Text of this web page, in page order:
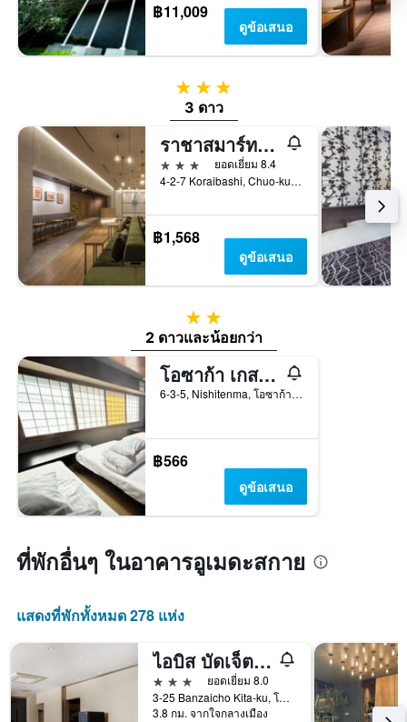
฿11,009
ดูข้อเสนอ
3 ดาว
3 ดาว
ราชาสมาร์ท อินน์ โอซาก้า โยโดยาบาชิ
3 ดาว
ยอดเยี่ยม 8.4
4-2-7 Koraibashi, Chuo-ku, โอซาก้า, ญี่ปุ่น
฿1,568
ดูข้อเสนอ
2 ดาว
2 ดาวและน้อยกว่า
โอซาก้า เกสต์เฮาส์ ซากุระ โฮสเทล
6-3-5, Nishitenma, โอซาก้า, ญี่ปุ่น
฿566
ดูข้อเสนอ
ที่พักอื่นๆ ในอาคารอูเมดะสกาย
แสดงที่พักทั้งหมด 278 แห่ง
ไอบิส บัดเจ็ต โอซาก้าอูเมดะ
3 ดาว
ยอดเยี่ยม 8.0
3-25 Banzaicho Kita-ku, โอซาก้า, ญี่ปุ่น
3.8 กม. จากใจกลางเมือง